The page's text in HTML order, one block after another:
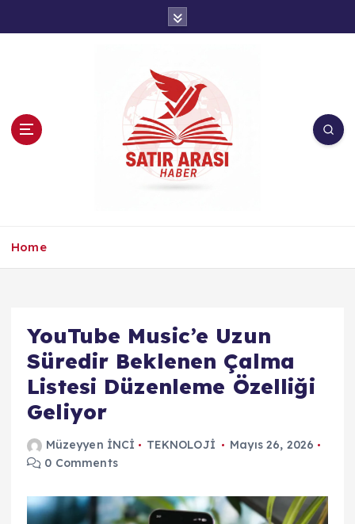
Home
YouTube Music’e Uzun
Süredir Beklenen Çalma
Listesi Düzenleme Özelliği
Geliyor
Müzeyyen İNCİ TEKNOLOJİ
Mayıs 26, 2026
0 Comments